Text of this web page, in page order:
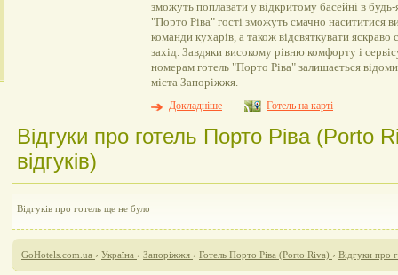
зможуть поплавати у відкритому басейні в
"Порто Ріва" гості зможуть смачно насититися
команди кухарів, а також відсвяткувати
захід. Завдяки високому рівню комфорту і
номерам готель "Порто Ріва" залишається
міста Запоріжжя.
Докладніше
Готель на карті
Відгуки про готель Порто Ріва (Porto
відгуків)
Відгуків про готель ще не було
GoHotels.com.ua › Україна › Запоріжжя › Готель Порто Ріва (Porto Riva) › Відгуки про